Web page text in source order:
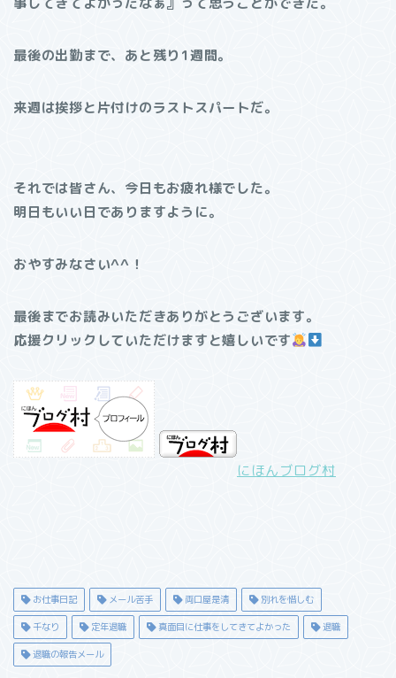
最後の出勤まで、あと残り1週間。
来週は挨拶と片付けのラストスパートだ。
それでは皆さん、今日もお疲れ様でした。
明日もいい日でありますように。
おやすみなさい^^！
最後までお読みいただきありがとうございます。
応援クリックしていただけますと嬉しいです
にほんブログ村
お仕事日記 メール苦手 両口屋是清 別れを惜しむ
千なり 定年退職 真面目に仕事をしてきてよかった 退職
退職の報告メール